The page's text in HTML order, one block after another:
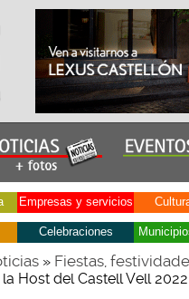
Empresas y servicios
Celebraciones
» Fiestas,
Host del Castell Vell 2022